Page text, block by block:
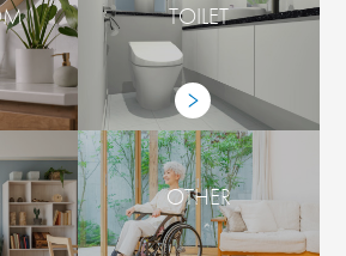
TOILET
OTHER